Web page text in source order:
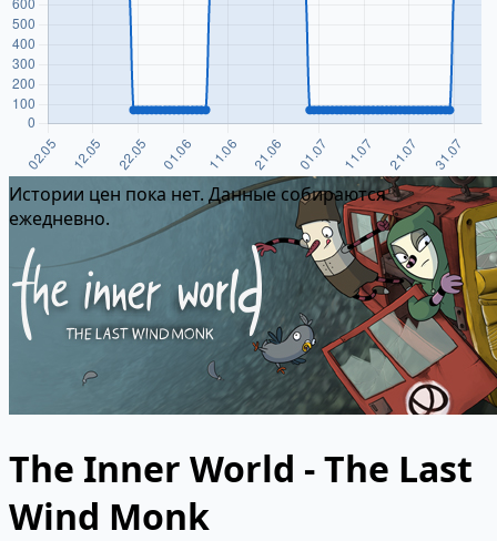
Истории цен пока нет. Данные собираются
ежедневно.
The Inner World - The Last
Wind Monk